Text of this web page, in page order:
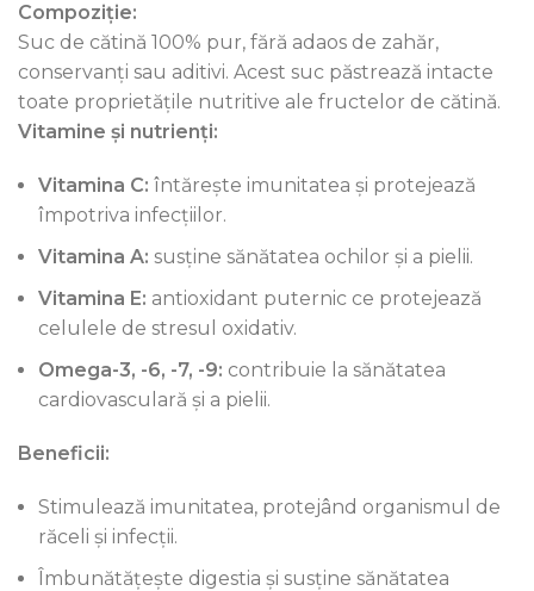
Compoziție:
Suc de cătină 100% pur, fără adaos de zahăr,
conservanți sau aditivi. Acest suc păstrează intacte
toate proprietățile nutritive ale fructelor de cătină.
Vitamine și nutrienți:
Vitamina C: întărește imunitatea și protejează
împotriva infecțiilor.
Vitamina A: susține sănătatea ochilor și a pielii.
Vitamina E: antioxidant puternic ce protejează
celulele de stresul oxidativ.
Omega-3, -6, -7, -9: contribuie la sănătatea
cardiovasculară și a pielii.
Beneficii:
Stimulează imunitatea, protejând organismul de
răceli și infecții.
Îmbunătățește digestia și susține sănătatea